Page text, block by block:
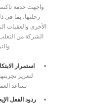
واجهت خدمة
رحلتها، بما
الأخرى والعقبات
الشركة من
استمرار
لتعزيز
تساعد
ردود الفعل